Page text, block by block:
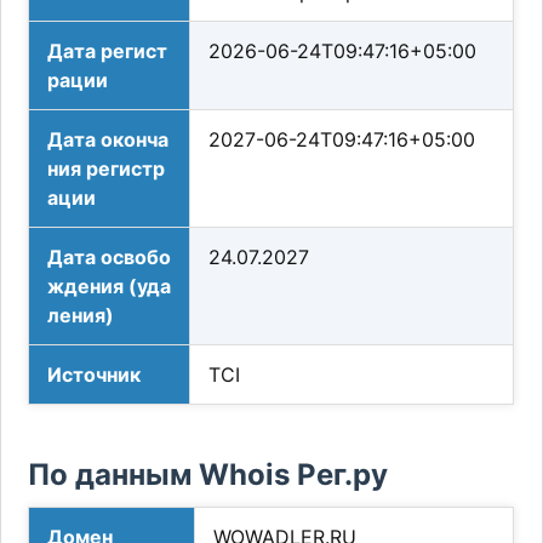
Дата регист
рации
2026-06-24T09:47:16+05:00
Дата оконча
ния регистр
ации
2027-06-24T09:47:16+05:00
Дата освобо
ждения (уда
ления)
24.07.2027
Источник TCI
По данным Whois Рег.ру
Домен WOWADLER.RU